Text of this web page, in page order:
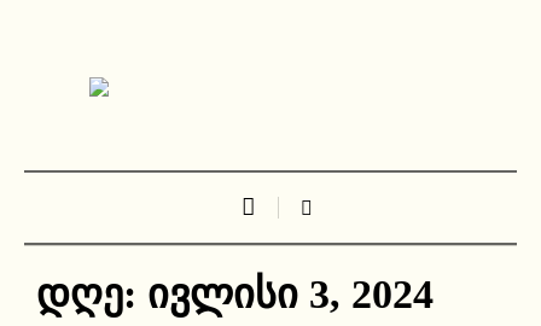
დღე: ივლისი 3, 2024